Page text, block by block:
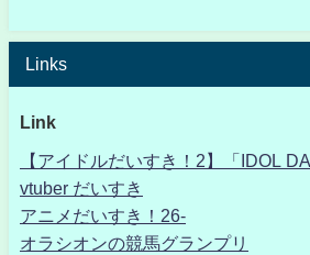
Links
Link
【アイドルだいすき！2】「IDOL
vtuber だいすき
アニメだいすき！26-
オラシオンの競馬グランプリ